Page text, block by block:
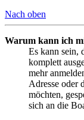
Nach oben
Warum kann ich
Es kann sein,
komplett
mehr
Adresse oder
möchten,
sich an die